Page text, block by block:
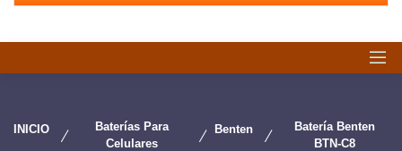
INICIO
Baterías Para
Celulares
Benten
Batería Benten
BTN-C8